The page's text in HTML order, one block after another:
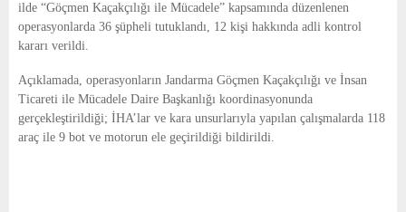
N
U
ilde “Göçmen Kaçakçılığı ile Mücadele” kapsamında düzenlenen
operasyonlarda 36 şüpheli tutuklandı, 12 kişi hakkında adli kontrol
kararı verildi.
Açıklamada, operasyonların Jandarma Göçmen Kaçakçılığı ve İnsan
Ticareti ile Mücadele Daire Başkanlığı koordinasyonunda
gerçekleştirildiği; İHA’lar ve kara unsurlarıyla yapılan çalışmalarda 118
araç ile 9 bot ve motorun ele geçirildiği bildirildi.